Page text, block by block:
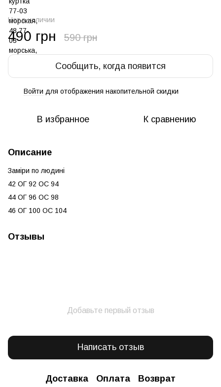
Нет в наличии
490 грн 590 грн
Сообщить, когда появится
Войти для отображения накопительной скидки
В избранное К сравнению
Описание
Заміри по людині
42 ОГ 92 ОС 94
44 ОГ 96 ОС 98
46 ОГ 100 ОС 104
Отзывы
Добавьте первый отзыв
Написать отзыв
Доставка Оплата Возврат